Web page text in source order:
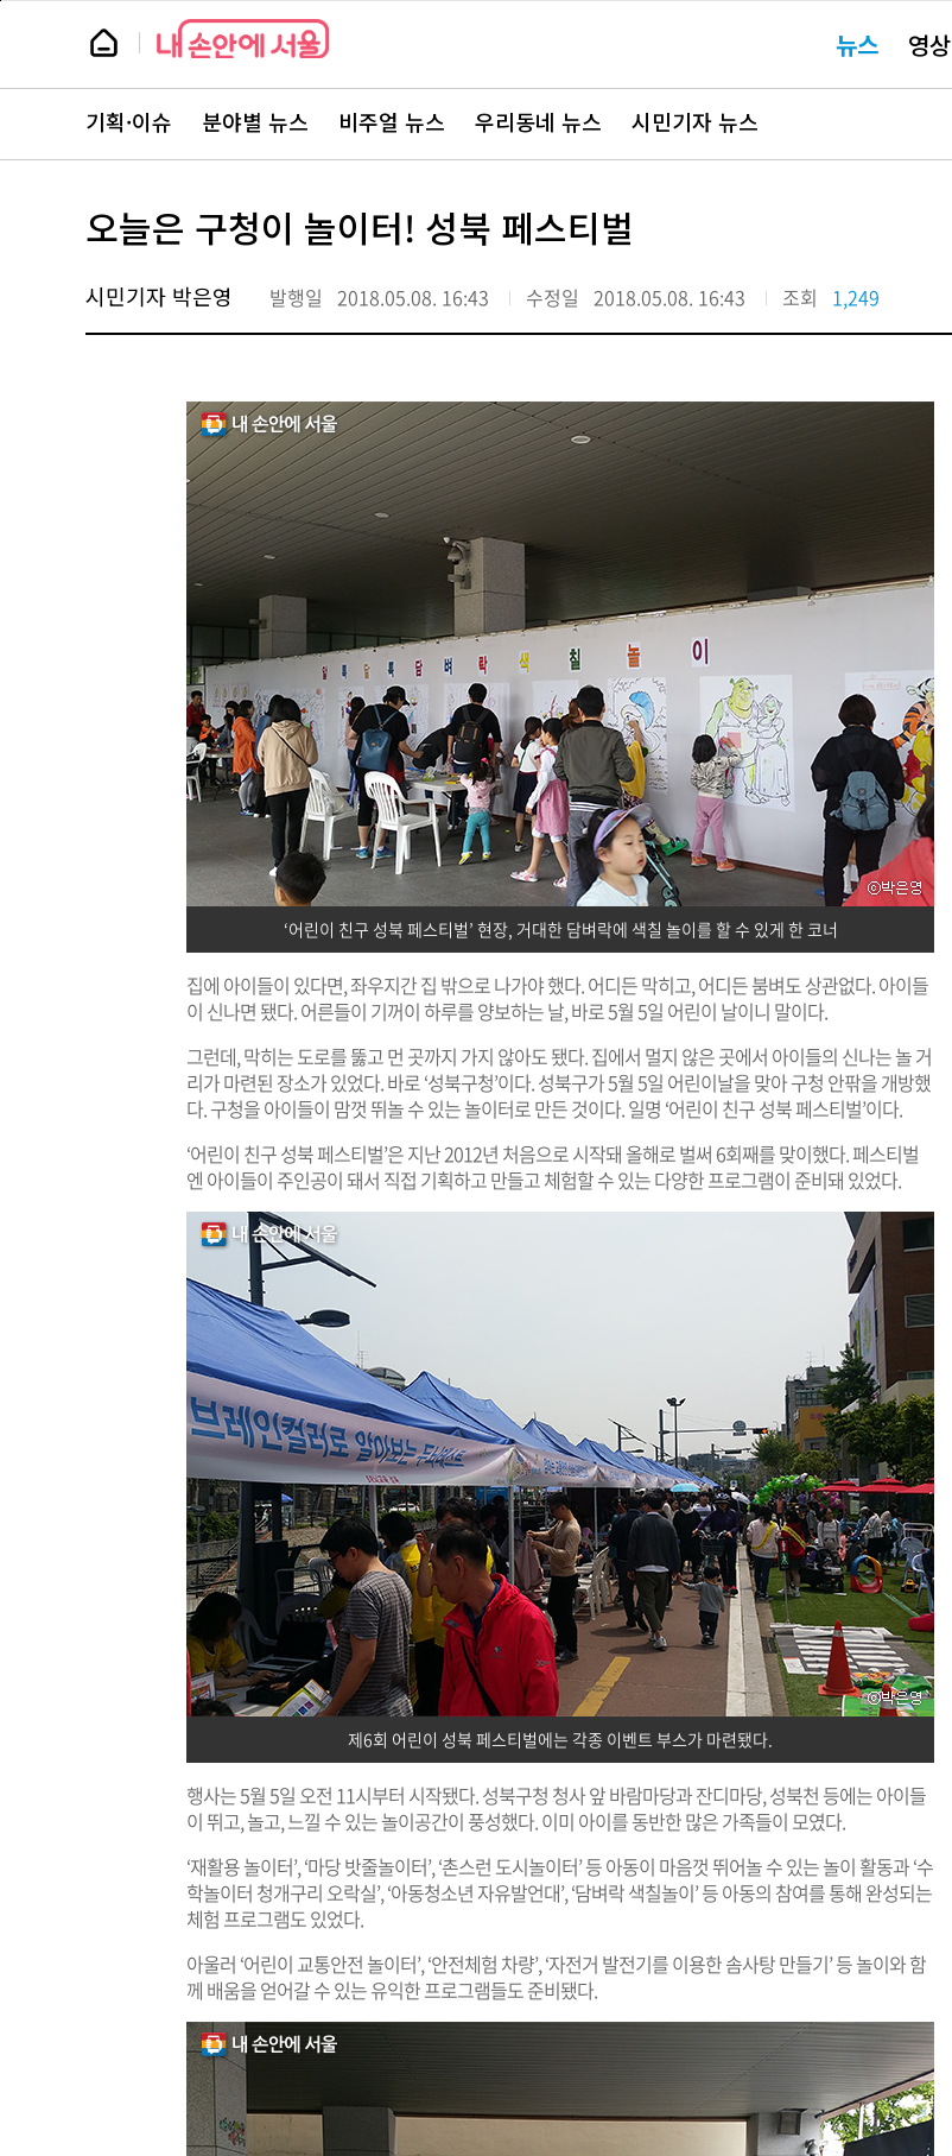
본
뉴
스 요뉴스 영상
뉴
스
주
서
바
로
기획·이슈 분야별 뉴스 비주얼 뉴스 우리동네 뉴스 시민기자 뉴스
오늘은 구청이 놀이터! 성북 페스티벌
시민기자 박은영 발행일 2018.05.08. 16:43 수정일 2018.05.08. 16:43 조회 1,249
‘어린이 친구 성북 페스티벌’ 현장, 거대한 담벼락에 색칠 놀이를 할 수 있게 한 코너
집에 아이들이 있다면, 좌우지간 집 밖으로 나가야 했다. 어디든 막히고, 어디든 붐벼도 상관없다. 아이들
이 신나면 됐다. 어른들이 기꺼이 하루를 양보하는 날, 바로 5월 5일 어린이 날이니 말이다.
그런데, 막히는 도로를 뚫고 먼 곳까지 가지 않아도 됐다. 집에서 멀지 않은 곳에서 아이들의 신나는 놀 거
리가 마련된 장소가 있었다. 바로 ‘성북구청’이다. 성북구가 5월 5일 어린이날을 맞아 구청 안팎을 개방했
다. 구청을 아이들이 맘껏 뛰놀 수 있는 놀이터로 만든 것이다. 일명 ‘어린이 친구 성북 페스티벌’이다.
‘어린이 친구 성북 페스티벌’은 지난 2012년 처음으로 시작돼 올해로 벌써 6회째를 맞이했다. 페스티벌
엔 아이들이 주인공이 돼서 직접 기획하고 만들고 체험할 수 있는 다양한 프로그램이 준비돼 있었다.
제6회 어린이 성북 페스티벌에는 각종 이벤트 부스가 마련됐다.
행사는 5월 5일 오전 11시부터 시작됐다. 성북구청 청사 앞 바람마당과 잔디마당, 성북천 등에는 아이들
이 뛰고, 놀고, 느낄 수 있는 놀이공간이 풍성했다. 이미 아이를 동반한 많은 가족들이 모였다.
‘재활용 놀이터’, ‘마당 밧줄놀이터’, ‘촌스런 도시놀이터’ 등 아동이 마음껏 뛰어놀 수 있는 놀이 활동과 ‘수
학놀이터 청개구리 오락실’, ‘아동청소년 자유발언대’, ‘담벼락 색칠놀이’ 등 아동의 참여를 통해 완성되는
체험 프로그램도 있었다.
아울러 ‘어린이 교통안전 놀이터’, ‘안전체험 차량’, ‘자전거 발전기를 이용한 솜사탕 만들기’ 등 놀이와 함
께 배움을 얻어갈 수 있는 유익한 프로그램들도 준비됐다.
페